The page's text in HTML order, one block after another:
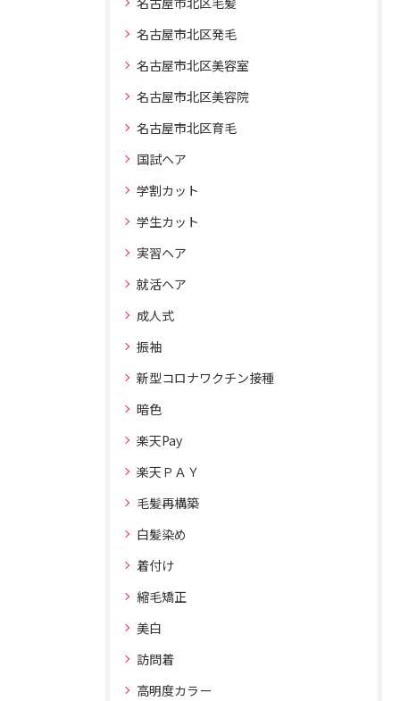
名古屋市北区発毛
名古屋市北区美容室
名古屋市北区美容院
名古屋市北区育毛
国試ヘア
学割カット
学生カット
実習ヘア
就活ヘア
成人式
振袖
新型コロナワクチン接種
暗色
楽天Pay
楽天ＰＡＹ
毛髪再構築
白髪染め
着付け
縮毛矯正
美白
訪問着
高明度カラー